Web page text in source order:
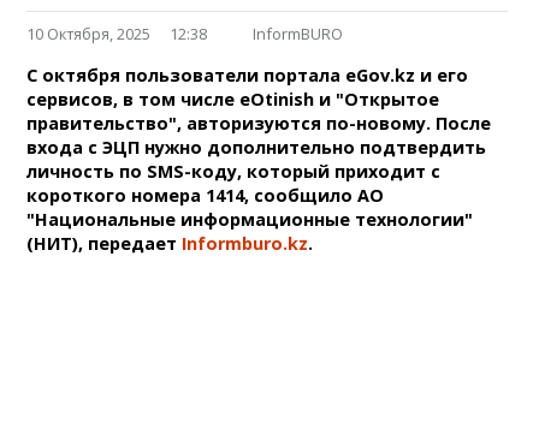
10 Октября, 2025 12:38 InformBURO
С октября пользователи портала eGov.kz и его
сервисов, в том числе eOtinish и "Открытое
правительство", авторизуются по-новому. После
входа с ЭЦП нужно дополнительно подтвердить
личность по SMS-коду, который приходит с
короткого номера 1414, сообщило АО
"Национальные информационные технологии"
(НИТ), передает Informburo.kz.